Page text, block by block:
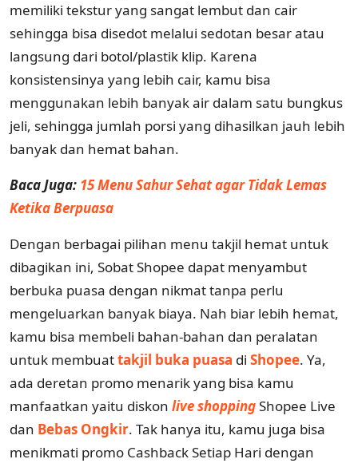
memiliki tekstur yang sangat lembut dan cair
sehingga bisa disedot melalui sedotan besar atau
langsung dari botol/plastik klip. Karena
konsistensinya yang lebih cair, kamu bisa
menggunakan lebih banyak air dalam satu bungkus
jeli, sehingga jumlah porsi yang dihasilkan jauh lebih
banyak dan hemat bahan.
Baca Juga: 15 Menu Sahur Sehat agar Tidak Lemas
Ketika Berpuasa
Dengan berbagai pilihan menu takjil hemat untuk
dibagikan ini, Sobat Shopee dapat menyambut
berbuka puasa dengan nikmat tanpa perlu
mengeluarkan banyak biaya. Nah biar lebih hemat,
kamu bisa membeli bahan-bahan dan peralatan
untuk membuattakjil buka puasa di Shopee. Ya,
ada deretan promo menarik yang bisa kamu
manfaatkan yaitu diskon live shoppingShopee Live
dan Bebas Ongkir. Tak hanya itu, kamu juga bisa
menikmati promo Cashback Setiap Hari dengan